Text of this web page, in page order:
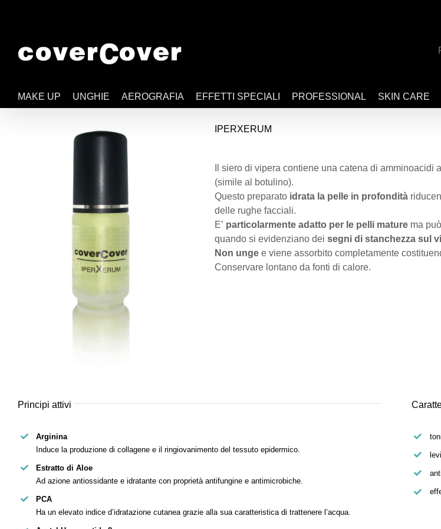
MAKE UP UNGHIE AEROGRAFIA EFFETTI SPECIALI PROFESSIONAL SKIN CARE
IPERXERUM
Il siero di vipera contiene una catena di amminoacidi
(simile al botulino).
Questo preparato idrata la pelle in profondità
delle rughe facciali.
E’ particolarmente adatto per le pelli maturema
quando si evidenziano dei segni di stanchezza sul
Non ungee viene assorbito completamente
Conservare lontano da fonti di calore.
Principi attivi
Arginina
Induce la produzione di collagene e il ringiovanimento del tessuto epidermico.
Estratto di Aloe
Ad azione antiossidante e idratante con proprietà antifungine e antimicrobiche.
PCA
Ha un elevato indice d’idratazione cutanea grazie alla sua caratteristica di trattenere l’acqua.